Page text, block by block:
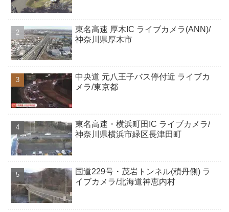
東名高速 厚木IC ライブカメラ(ANN)/
神奈川県厚木市
中央道 元八王子バス停付近 ライブカ
メラ/東京都
東名高速・横浜町田IC ライブカメラ/
神奈川県横浜市緑区長津田町
国道229号・茂岩トンネル(積丹側) ラ
イブカメラ/北海道神恵内村